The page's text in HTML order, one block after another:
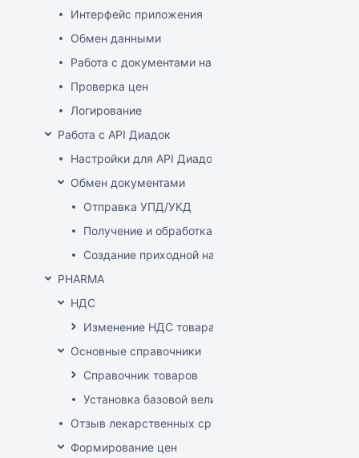
Интерфейс приложения
Обмен данными
Работа с документами на ТСД
Проверка цен
Логирование
Работа с API Диадок
Настройки для API Диадок
Обмен документами
Отправка УПД/УКД
Получение и обработка УПД/УКД
Создание приходной накладной на основании
PHARMA
НДС
Изменение НДС товара
Основные справочники
Справочник товаров
Установка базовой величины
Отзыв лекарственных средств из продажи
Формирование цен